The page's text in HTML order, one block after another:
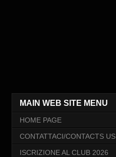
MAIN WEB SITE MENU
HOME PAGE
CONTATTACI/CONTACTS US
ISCRIZIONE AL CLUB 2026